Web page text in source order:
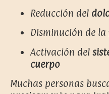
Reducción del
Disminución de la
Activación del
cuerpo
Muchas personas